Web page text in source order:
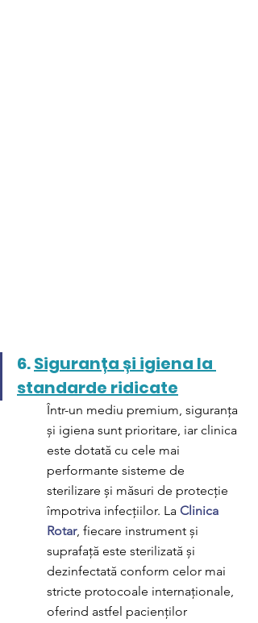
6. Siguranța și igiena la
standarde ridicate
Într-un mediu premium, siguranța
și igiena sunt prioritare, iar clinica
este dotată cu cele mai
performante sisteme de
sterilizare și măsuri de protecție
împotriva infecțiilor. La Clinica
Rotar, fiecare instrument și
suprafață este sterilizată și
dezinfectată conform celor mai
stricte protocoale internaționale,
oferind astfel pacienților